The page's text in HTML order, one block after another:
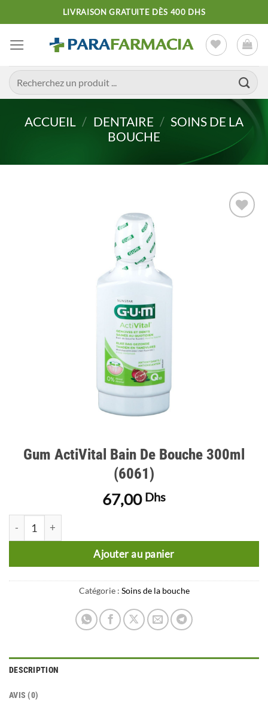
au
contenu
LIVRAISON GRATUITE DÈS 400 DHS
Recherche
pour :
ACCUEIL / DENTAIRE / SOINS DE LA
BOUCHE
Gum ActiVital Bain De Bouche 300ml
(6061)
67,00 Dhs
quantité de Gum ActiVital Bain De Bouche 300ml (6061)
Ajouter au panier
Catégorie : Soins de la bouche
DESCRIPTION
AVIS (0)